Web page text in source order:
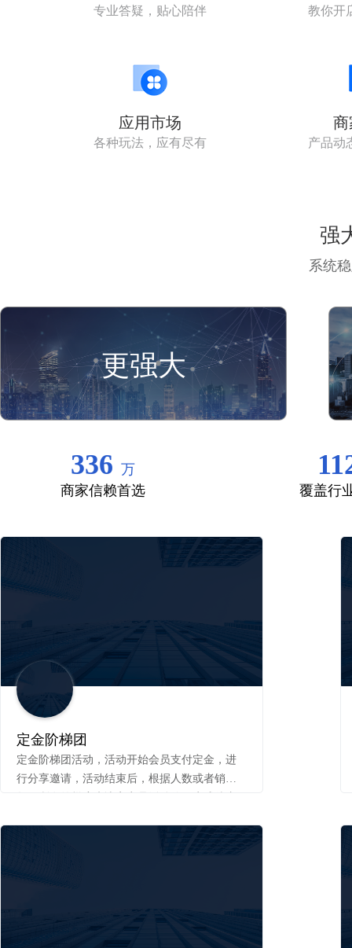
专业答疑，贴心陪伴 教你开
应用市场
各种玩法，应有尽有
商
产品动
强
系统
更强大
336 万
商家信赖首选
覆盖行
定金阶梯团
定金阶梯团活动，活动开始会员支付定金，进
行分享邀请，活动结束后，根据人数或者销售